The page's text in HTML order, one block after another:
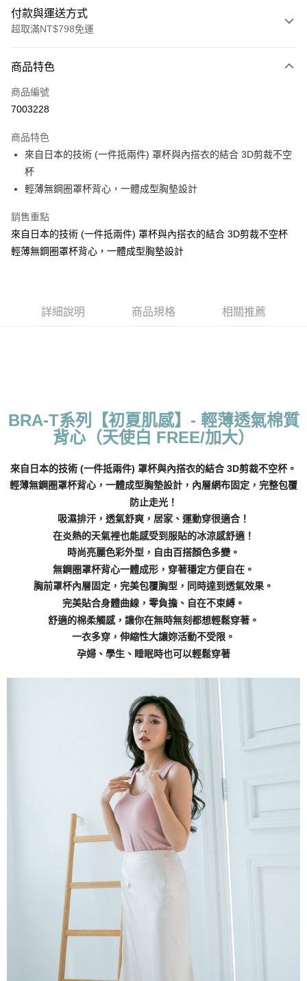
付款與運送方式
超取滿NT$798免運
信用卡一次付款
超商取貨付款
Apple Pay
街口支付
ATM付款
貨到付款
全家取貨付款
每筆NT$70，滿NT$799(含以上)免運費
付款後萊爾富取貨
7-11取貨付款
每筆NT$70，滿NT$798(含以上)免運費
付款後7-11取貨
每筆NT$70，滿NT$799(含以上)免運費
每筆NT$70，滿NT$799(含以上)免運費
離島宅配
每筆NT$110，滿NT$1,000(含以上)免運費
商品特色
商品編號
7003228
商品特色
來自日本的技術 (一件抵兩件) 罩杯與內搭衣的結合 3D剪裁不空
杯
輕薄無鋼圈罩杯背心，一體成型胸墊設計
銷售重點
來自日本的技術 (一件抵兩件) 罩杯與內搭衣的結合 3D剪裁不空杯
輕薄無鋼圈罩杯背心，一體成型胸墊設計
詳細說明 商品規格 相關推薦
BRA-T系列【初夏肌感】- 輕薄透氣棉質
背心（天使白 FREE/加大）
來自日本的技術 (一件抵兩件) 罩杯與內搭衣的結合 3D剪裁不空杯。
輕薄無鋼圈罩杯背心，一體成型胸墊設計，內層網布固定，完整包覆
防止走光！
吸濕排汗，透氣舒爽，居家、運動穿很適合！
在炎熱的天氣裡也能感受到服貼的冰涼感舒適！
時尚亮麗色彩外型，自由百搭顏色多變。
無鋼圈罩杯背心一體成形，穿著穩定方便自在。
胸前罩杯內層固定，完美包覆胸型，同時達到透氣效果。
完美貼合身體曲線，零負擔、自在不束縛。
舒適的棉柔觸感，讓你在無時無刻都想輕鬆穿著。
一衣多穿，伸縮性大讓妳活動不受限。
孕婦、學生、睡眠時也可以輕鬆穿著